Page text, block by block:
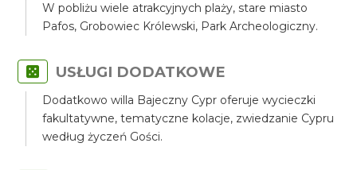
W pobliżu wiele atrakcyjnych plaży, stare miasto
Pafos, Grobowiec Królewski, Park Archeologiczny.
USŁUGI DODATKOWE
Dodatkowo willa Bajeczny Cypr oferuje wycieczki
fakultatywne, tematyczne kolacje, zwiedzanie Cypru
według życzeń Gości.